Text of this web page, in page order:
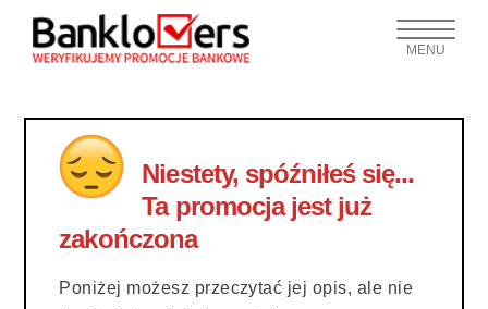
MENU
Niestety, spóźniłeś się...
Ta promocja jest już
zakończona
Poniżej możesz przeczytać jej opis, ale nie